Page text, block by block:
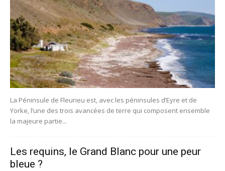
La Péninsule de Fleurieu est, avec les péninsules d’Eyre et de
Yorke, l’une des trois avancées de terre qui composent ensemble
la majeure partie...
Les requins, le Grand Blanc pour une peur
bleue ?